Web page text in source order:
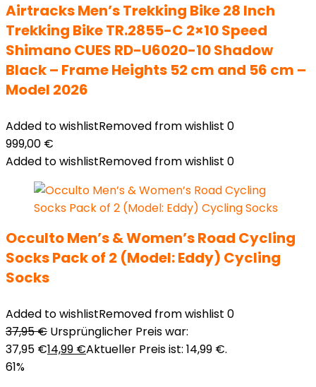
Airtracks Men’s Trekking Bike 28 Inch
Trekking Bike TR.2855-C 2×10 Speed
Shimano CUES RD-U6020-10 Shadow
Black – Frame Heights 52 cm and 56 cm –
Model 2026
Added to wishlistRemoved from wishlist 0
999,00 €
Added to wishlistRemoved from wishlist 0
Occulto Men’s & Women’s Road Cycling
Socks Pack of 2 (Model: Eddy) Cycling
Socks
Added to wishlistRemoved from wishlist 0
37,95€ Ursprünglicher Preis war:
37,95 €14,99 €Aktueller Preis ist: 14,99 €.
61%